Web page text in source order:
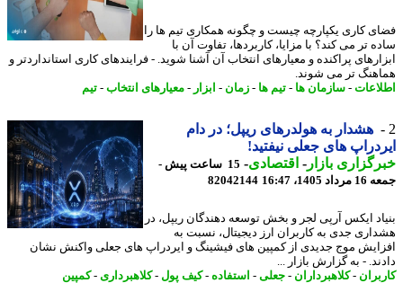
کاری یکپارچه چیست و چگونه همکاری تیم ها را
تر می کند؟ با مزایا، کاربردها، تفاوت آن با
پراکنده و معیارهای انتخاب آن آشنا شوید. - فرایندهای کاری استانداردتر و
تر می شوند.
-سازمان ها- تیم ها- زمان -ابزار - معیارهای انتخاب-تیم
هشدار به هولدرهای ریپل؛ در دام
های جعلی نیفتید!
بازار- اقتصادی-
15 ساعت پیش -
16:47
82042144
ایکس آرپی لجر و بخش توسعه دهندگان ریپل، در
جدی به کاربران ارز دیجیتال، نسبت به
موج جدیدی از کمپین های فیشینگ و ایردراپ های جعلی واکنش نشان
- به گزارش بازار ...
- کلاهبرداران - جعلی-استفاده-کیف پول-کلاهبرداری- کمپین